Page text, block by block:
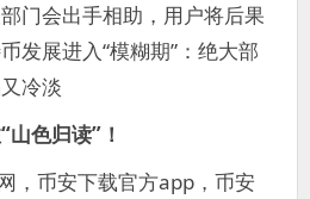
门会出手相助，用户将后果
发展进入“模糊期”：绝大部
冷淡
色归读”！
，币安下载官方app，币安